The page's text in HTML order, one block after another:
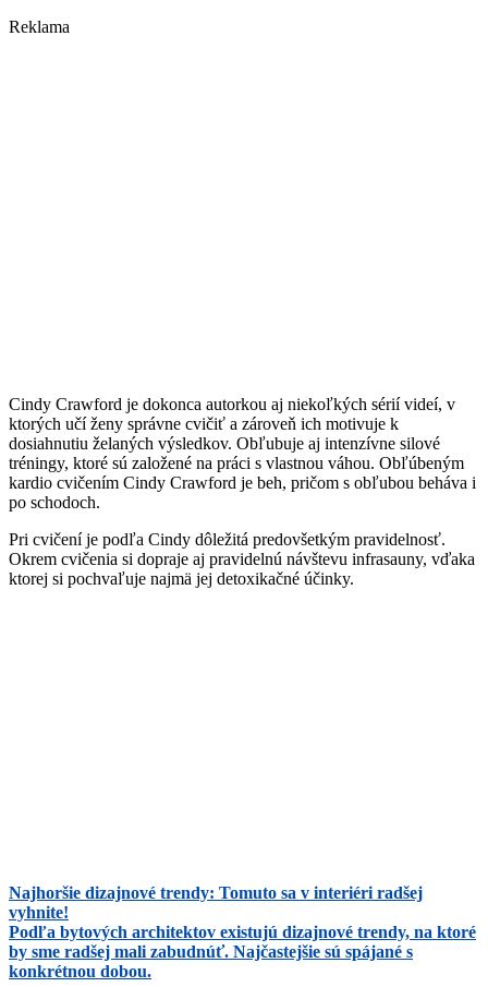
Reklama
Cindy Crawford je dokonca autorkou aj niekoľkých sérií videí, v
ktorých učí ženy správne cvičiť a zároveň ich motivuje k
dosiahnutiu želaných výsledkov. Obľubuje aj intenzívne silové
tréningy, ktoré sú založené na práci s vlastnou váhou. Obľúbeným
kardio cvičením Cindy Crawford je beh, pričom s obľubou beháva i
po schodoch.
Pri cvičení je podľa Cindy dôležitá predovšetkým pravidelnosť.
Okrem cvičenia si dopraje aj pravidelnú návštevu infrasauny, vďaka
ktorej si pochvaľuje najmä jej detoxikačné účinky.
Najhoršie dizajnové trendy: Tomuto sa v interiéri radšej
vyhnite!
Podľa bytových architektov existujú dizajnové trendy, na ktoré
by sme radšej mali zabudnúť. Najčastejšie sú spájané s
konkrétnou dobou.